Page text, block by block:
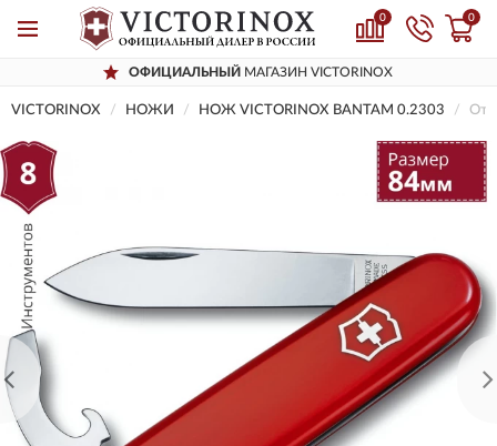
0 0
ОФИЦИАЛЬНЫЙМАГАЗИН VICTORINOX
VICTORINOX НОЖИ НОЖ VICTORINOX BANTAM 0.2303